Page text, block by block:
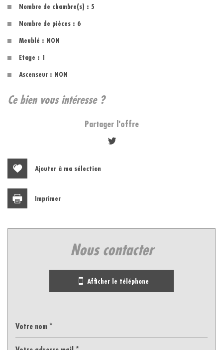
Nombre de chambre(s) : 5
Nombre de pièces : 6
Meublé : NON
Etage : 1
Ascenseur : NON
la ville de marseille (13011)
Leaflet|©Jawg
École primaire
ce bien vous intéresse ?
Partager l'offre
Ajouter à ma sélection
Imprimer
nous contacter
Afficher le téléphone